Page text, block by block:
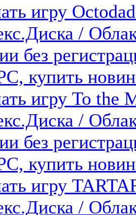
игру
/
без
купить
игру To the
/
без
купить
игру
/